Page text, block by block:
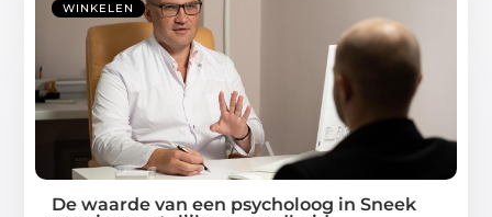
WINKELEN
De waarde van een psycholoog in Sneek